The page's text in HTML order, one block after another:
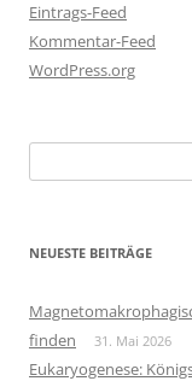
Eintrags-Feed
Kommentar-Feed
WordPress.org
nach:
NEUESTE BEITRÄGE
finden
31. Mai 2026
Eukaryogenese: